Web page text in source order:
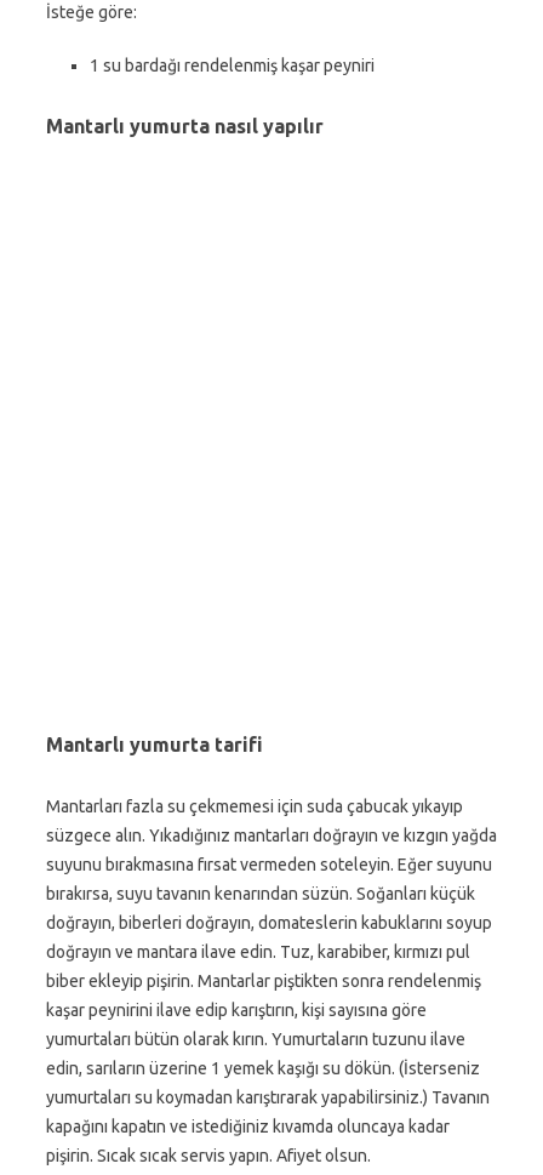
İsteğe göre:
1 su bardağı rendelenmiş kaşar peyniri
Mantarlı yumurta nasıl yapılır
Mantarlı yumurta tarifi
Mantarları fazla su çekmemesi için suda çabucak yıkayıp
süzgece alın. Yıkadığınız mantarları doğrayın ve kızgın yağda
suyunu bırakmasına fırsat vermeden soteleyin. Eğer suyunu
bırakırsa, suyu tavanın kenarından süzün. Soğanları küçük
doğrayın, biberleri doğrayın, domateslerin kabuklarını soyup
doğrayın ve mantara ilave edin. Tuz, karabiber, kırmızı pul
biber ekleyip pişirin. Mantarlar piştikten sonra rendelenmiş
kaşar peynirini ilave edip karıştırın, kişi sayısına göre
yumurtaları bütün olarak kırın. Yumurtaların tuzunu ilave
edin, sarıların üzerine 1 yemek kaşığı su dökün. (İsterseniz
yumurtaları su koymadan karıştırarak yapabilirsiniz.) Tavanın
kapağını kapatın ve istediğiniz kıvamda oluncaya kadar
pişirin. Sıcak sıcak servis yapın. Afiyet olsun.